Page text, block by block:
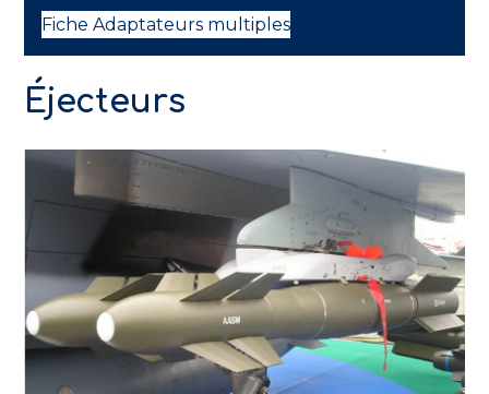
Fiche Adaptateurs multiples
Éjecteurs